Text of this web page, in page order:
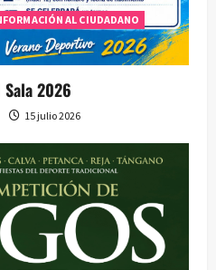
AL CIUDADANO
2026
15 julio 2026